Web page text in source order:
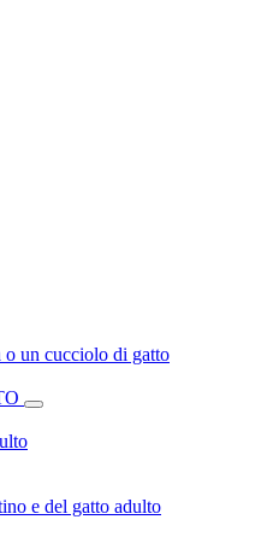
o un cucciolo di gatto
e del gatto adulto